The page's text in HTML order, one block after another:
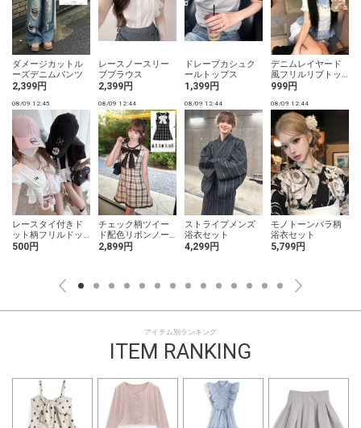
ダメージカットル
ーズデニムパンツ
2,399円
レースノースリー
ブブラウス
2,399円
ドレープカシュク
ールトップス
1,399円
デニムレイヤード
風フリルリブトッ
プス
999円
08/09 12:45
レースタイ付きド
ット柄フリルドッ
キングトップス
500円
08/09 12:44
チェック柄ツイー
ド配色リボンノー
スリーブミニワン
2,899円
08/09 12:44
ストライプメンズ
浴衣セット
4,299円
08/09 12:44
モノトーンバラ柄
浴衣セット
5,799円
アイテム別ランキング
ITEM RANKING